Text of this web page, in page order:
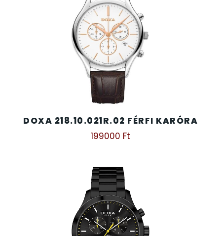
DOXA 218.10.021R.02 FÉRFI KARÓRA
199000 Ft